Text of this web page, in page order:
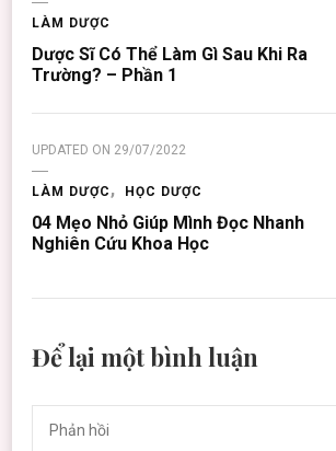
LÀM DƯỢC
Dược Sĩ Có Thể Làm Gì Sau Khi Ra
Trường? – Phần 1
UPDATED ON 29/07/2022
LÀM DƯỢC HỌC DƯỢC
04 Mẹo Nhỏ Giúp Mình Đọc Nhanh
Nghiên Cứu Khoa Học
Để lại một bình luận